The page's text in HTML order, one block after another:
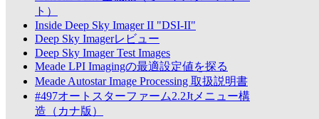
ト）
Inside Deep Sky Imager II "DSI-II"
Deep Sky Imagerレビュー
Deep Sky Imager Test Images
Meade LPI Imagingの最適設定値を探る
Meade Autostar Image Processing 取扱説明書
#497オートスターファーム2.2Jtメニュー構
造（カナ版）